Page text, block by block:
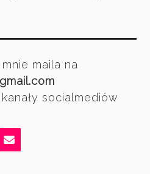
maila na
socialmediów